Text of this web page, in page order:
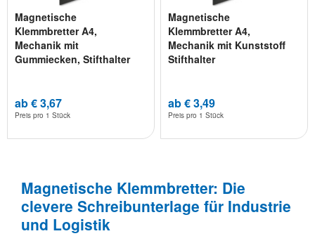
Magnetische
Klemmbretter A4,
Mechanik mit
Gummiecken, Stifthalter
ab € 3,67
Preis pro 1 Stück
Magnetische
Klemmbretter A4,
Mechanik mit Kunststoff
Stifthalter
ab € 3,49
Preis pro 1 Stück
Magnetische Klemmbretter: Die
clevere Schreibunterlage für Industrie
und Logistik